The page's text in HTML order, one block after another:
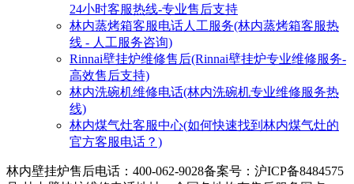
24小时客服热线-专业售后支持
林内蒸烤箱客服电话人工服务(林内蒸烤箱客服热
线 - 人工服务咨询)
Rinnai壁挂炉维修售后(Rinnai壁挂炉专业维修服务-
高效售后支持)
林内洗碗机维修电话(林内洗碗机专业维修服务热
线)
林内煤气灶客服中心(如何快速找到林内煤气灶的
官方客服电话？)
林内壁挂炉售后电话：400-062-9028备案号：沪ICP备8484575